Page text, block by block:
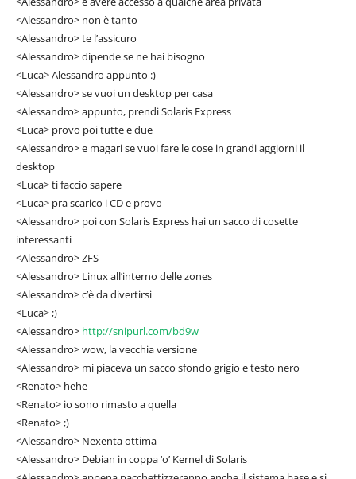
<Alessandro> non è tanto
<Alessandro> te l’assicuro
<Alessandro> dipende se ne hai bisogno
<Luca> Alessandro appunto :)
<Alessandro> se vuoi un desktop per casa
<Alessandro> appunto, prendi Solaris Express
<Luca> provo poi tutte e due
<Alessandro> e magari se vuoi fare le cose in grandi aggiorni il
desktop
<Luca> ti faccio sapere
<Luca> pra scarico i CD e provo
<Alessandro> poi con Solaris Express hai un sacco di cosette
interessanti
<Alessandro> ZFS
<Alessandro> Linux all’interno delle zones
<Alessandro> c’è da divertirsi
<Luca> ;)
<Alessandro> http://snipurl.com/bd9w
<Alessandro> wow, la vecchia versione
<Alessandro> mi piaceva un sacco sfondo grigio e testo nero
<Renato> hehe
<Renato> io sono rimasto a quella
<Renato> ;)
<Alessandro> Nexenta ottima
<Alessandro> Debian in coppa ‘o’ Kernel di Solaris